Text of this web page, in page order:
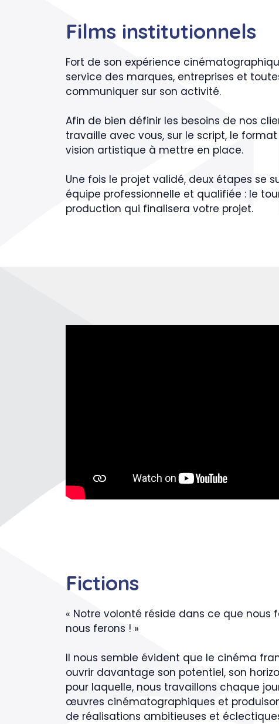
Films institutionnels
Fort de son expérience
service des marques, entreprises et
communiquer sur son activité.
Afin de bien définir les besoins de nos
travaille avec vous, sur le script, le
vision artistique à mettre en place.
Une fois le projet validé, deux étapes se
équipe professionnelle et qualifiée : le
production qui finalisera votre projet.
Fictions
« Notre volonté réside dans ce que nous
nous ferons ! »
Il nous semble évident que le cinéma
ouvrir davantage son potentiel, son
pour laquelle, nous travaillons chaque
œuvres cinématographiques et
de réalisations ambitieuses et